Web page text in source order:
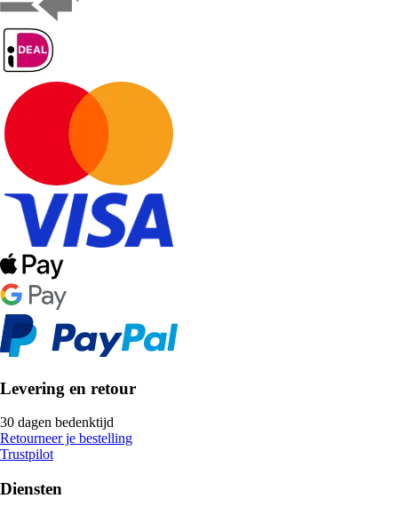
Levering en retour
30 dagen bedenktijd
Retourneer je bestelling
Trustpilot
Diensten